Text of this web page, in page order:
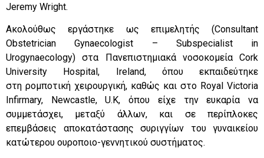
Jeremy Wright.
Ακολούθως εργάστηκε ως επιμελητής (Consultant
Obstetrician Gynaecologist – Subspecialist in
Urogynaecology) στα Πανεπιστημιακά νοσοκομεία Cork
University Hospital, Ireland, όπου εκπαιδεύτηκε
στη ρομποτική χειρουργική, καθώς και στο Royal Victoria
Infirmary, Newcastle, U.K, όπου είχε την ευκαρία να
συμμετάσχει, μεταξύ άλλων, και σε περίπλοκες
επεμβάσεις αποκατάστασης συριγγίων του γυναικείου
κατώτερου ουροποιο-γεννητικού συστήματος.